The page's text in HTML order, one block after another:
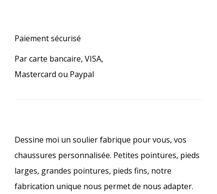
Paiement sécurisé
Par carte bancaire, VISA,
Mastercard ou Paypal
Dessine moi un soulier fabrique pour vous, vos
chaussures personnalisée. Petites pointures, pieds
larges, grandes pointures, pieds fins, notre
fabrication unique nous permet de nous adapter.